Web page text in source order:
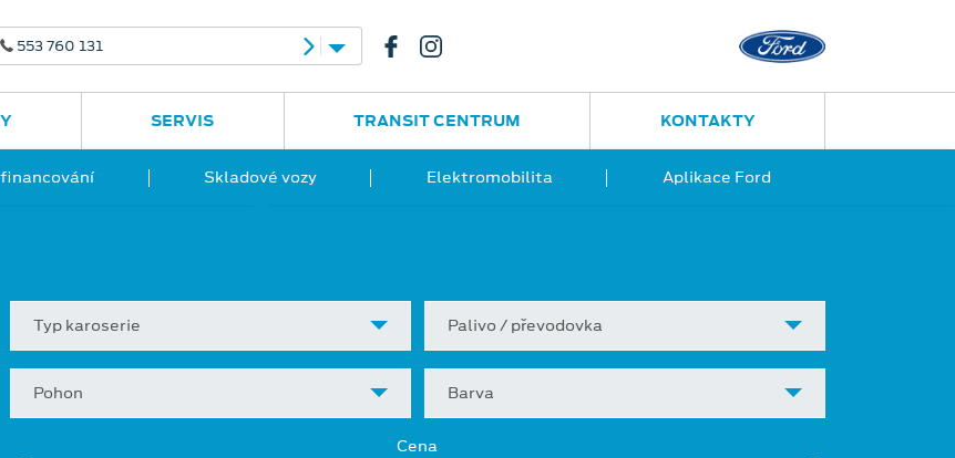
553 760 131 Ostrava - Vítkovice
Skladové vozy Elektromobilita Aplikace Ford
SERVIS TRANSIT CENTRUM KONTAKTY
Typ karoserie Palivo / převodovka
Pohon Barva
Cena